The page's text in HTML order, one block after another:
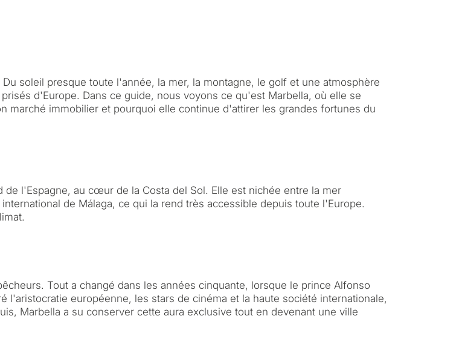
soleil presque toute l'année, la mer, la montagne, le golf et une atmosphère
d'Europe. Dans ce guide, nous voyons ce qu'est Marbella, où elle se
immobilier et pourquoi elle continue d'attirer les grandes fortunes du
l'Espagne, au cœur de la Costa del Sol. Elle est nichée entre la mer
de Málaga, ce qui la rend très accessible depuis toute l'Europe.
Tout a changé dans les années cinquante, lorsque le prince Alfonso
européenne, les stars de cinéma et la haute société internationale,
Marbella a su conserver cette aura exclusive tout en devenant une ville